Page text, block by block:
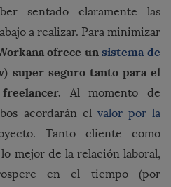
sentado claramente las
a realizar. Para minimizar
ofrece unsistema de
super seguro tanto para el
Al momento de
acordarán el valor por la
Tanto cliente como
mejor de la relación laboral,
en el tiempo (por